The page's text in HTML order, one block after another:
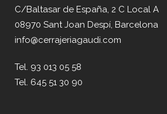
C/Baltasar de España, 2 C Local A
08970 Sant Joan Despí, Barcelona
info@cerrajeriagaudi.com
Tel. 93 013 05 58
Tel. 645 51 30 90